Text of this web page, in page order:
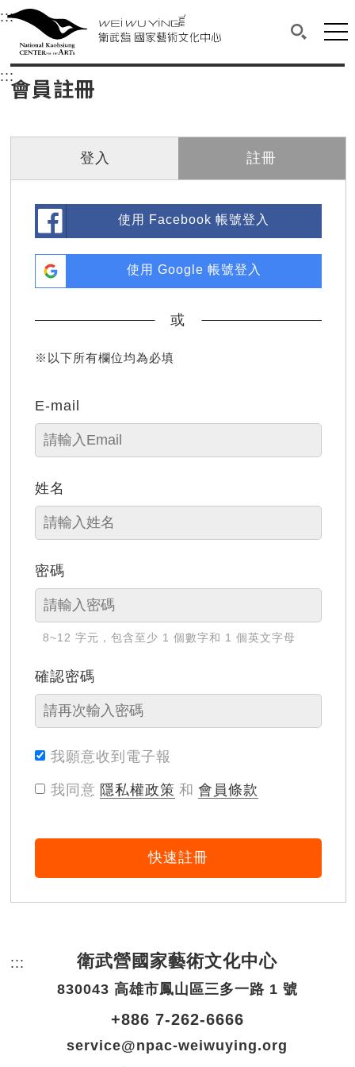
衛武營國家藝術文化中心
中央內容區塊，為本頁主要內容區。
:::選單連結區塊，此區塊列有本網站主要連結。
衛武營國家藝術文化中心
搜尋(開
網
::: 中央內容區塊，為本頁主要內容區。
會員註冊
登入 註冊
使用 Facebook 帳號登入
使用 Google 帳號登入
或
※以下所有欄位均為必填
E-mail
姓名
密碼
8~12 字元，包含至少 1 個數字和 1 個英文字母
確認密碼
我願意收到電子報
我同意 隱私權政策 和 會員條款
快速註冊
::: 頁尾網站資訊。
衛武營國家藝術文化中心
830043 高雄市鳳山區三多一路 1 號
+886 7-262-6666
service@npac-weiwuying.org